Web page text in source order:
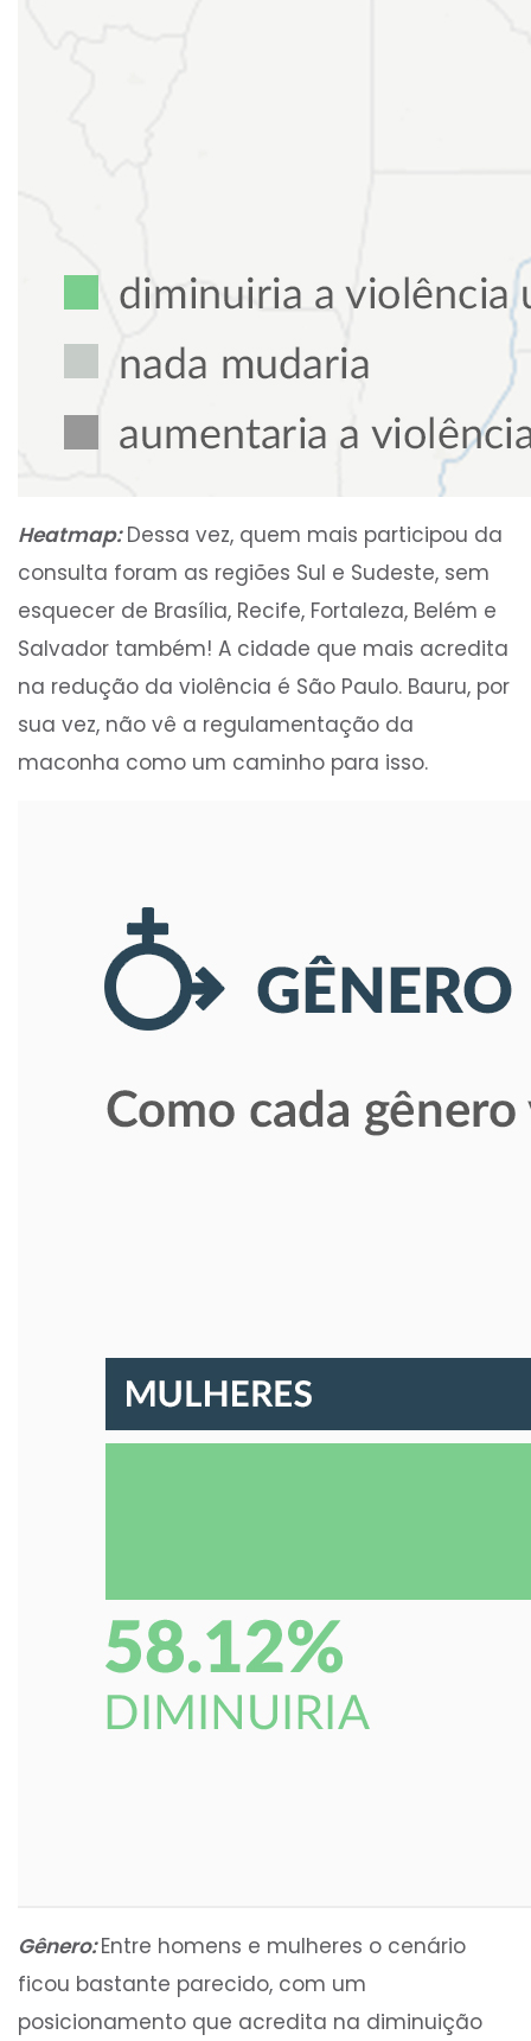
Heatmap:Dessa vez, quem mais participou da
consulta foram as regiões Sul e Sudeste, sem
esquecer de Brasília, Recife, Fortaleza, Belém e
Salvador também! A cidade que mais acredita
na redução da violência é São Paulo. Bauru, por
sua vez, não vê a regulamentação da
maconha como um caminho para isso.
Gênero:Entre homens e mulheres o cenário
ficou bastante parecido, com um
posicionamento que acredita na diminuição